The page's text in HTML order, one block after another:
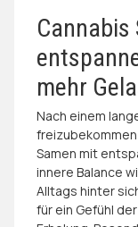
Cannabis
mehr
Nach einem
Samen mit
innere Balance
Alltags hinter
für ein Gefühl